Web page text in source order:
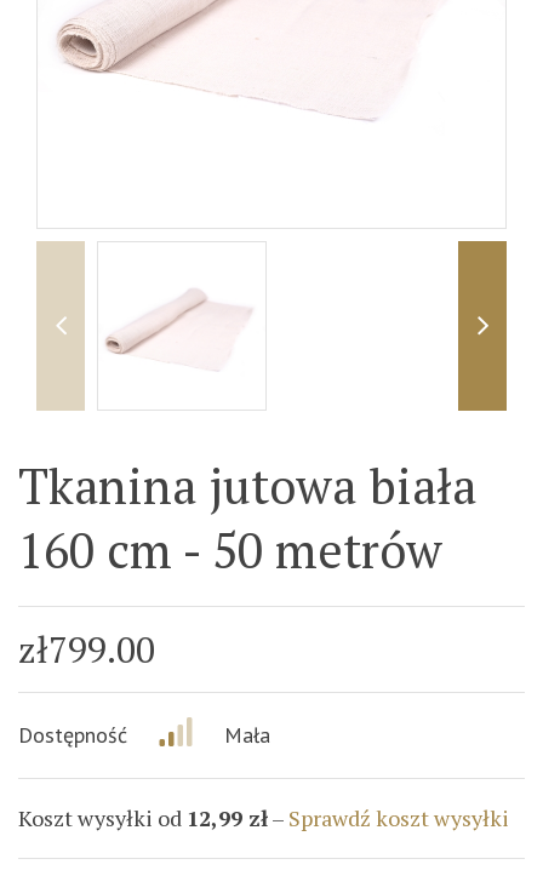
Tkanina jutowa biała
160 cm - 50 metrów
zł799.00
Dostępność Mała
Koszt wysyłki od 12,99 zł– Sprawdź koszt wysyłki